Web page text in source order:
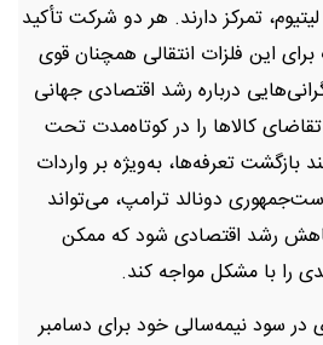
تمرکز دارند. هر دو شرکت تأکید
این فلزات انتقالی همچنان قوی
درباره رشد اقتصادی جهانی
کالاها را در کوتاه‌مدت تحت
بازگشت تعرفه‌ها، به‌ویژه بر واردات
دونالد ترامپ، می‌تواند
رشد اقتصادی شود که ممکن
را با مشکل مواجه کند.
۲۳ درصدی در سود نیمه‌سالی خود برای دسامبر